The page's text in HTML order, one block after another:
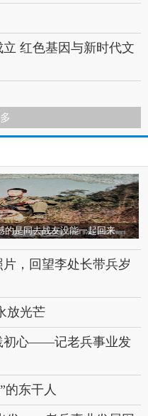
红色基因与新时代文
展，翰墨丹青致敬抗
——奋进中的南阳市宛
山——暨轻舟石化（山
会”暨“全民国防教育新
处成立
发展网河北省艺术团
的是同去战友没能一起回来
，回望李处长带兵岁
放光芒
初心——记老兵事业发
的东干人